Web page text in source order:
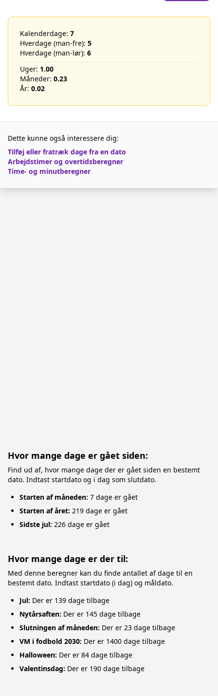
Kalenderdage: 7
Hverdage (man-fre): 5
Hverdage (man-lør): 6
Uger: 1.00
Måneder: 0.23
År: 0.02
Dette kunne også interessere dig:
Tilføj eller fratræk dage fra en dato
Arbejdstimer og overtidsberegner
Time- og minutberegner
Hvor mange dage er gået siden:
Find ud af, hvor mange dage der er gået siden en bestemt
dato. Indtast startdato og i dag som slutdato.
Starten af måneden: 7 dage er gået
Starten af året: 219 dage er gået
Sidste jul: 226 dage er gået
Hvor mange dage er der til:
Med denne beregner kan du finde antallet af dage til en
bestemt dato. Indtast startdato (i dag) og måldato.
Jul: Der er 139 dage tilbage
Nytårsaften: Der er 145 dage tilbage
Slutningen af måneden: Der er 23 dage tilbage
VM i fodbold 2030: Der er 1400 dage tilbage
Halloween: Der er 84 dage tilbage
Valentinsdag: Der er 190 dage tilbage